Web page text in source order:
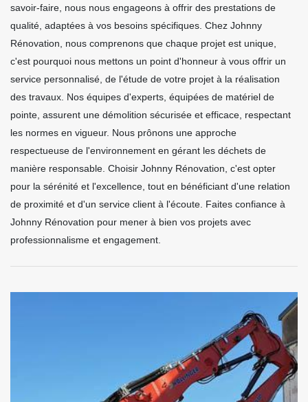
savoir-faire, nous nous engageons à offrir des prestations de
qualité, adaptées à vos besoins spécifiques. Chez Johnny
Rénovation, nous comprenons que chaque projet est unique,
c'est pourquoi nous mettons un point d'honneur à vous offrir un
service personnalisé, de l'étude de votre projet à la réalisation
des travaux. Nos équipes d'experts, équipées de matériel de
pointe, assurent une démolition sécurisée et efficace, respectant
les normes en vigueur. Nous prônons une approche
respectueuse de l'environnement en gérant les déchets de
manière responsable. Choisir Johnny Rénovation, c'est opter
pour la sérénité et l'excellence, tout en bénéficiant d'une relation
de proximité et d'un service client à l'écoute. Faites confiance à
Johnny Rénovation pour mener à bien vos projets avec
professionnalisme et engagement.